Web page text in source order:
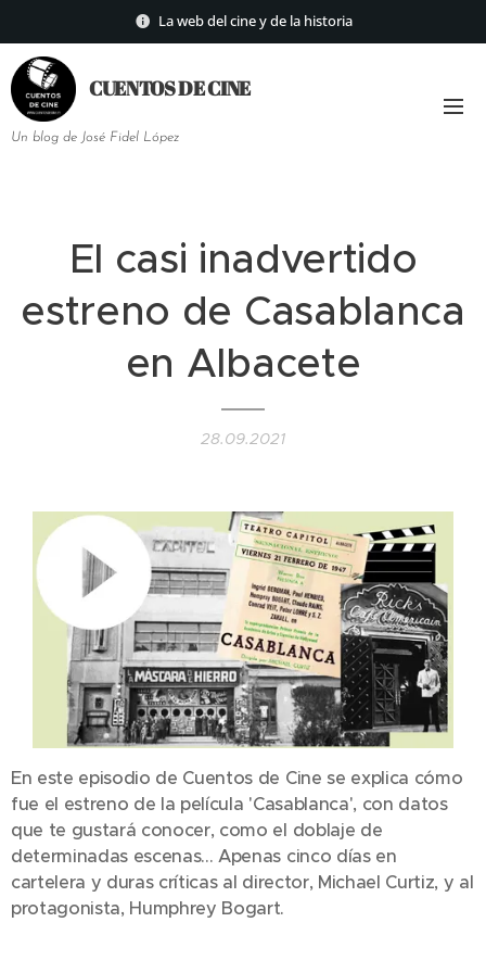
La web del cine y de la historia
CUENTOS DECINE
Un blog de José Fidel López
El casi inadvertido
estreno de Casablanca
en Albacete
28.09.2021
En este episodio de Cuentos de Cine se explica cómo
fue el estreno de la película 'Casablanca', con datos
que te gustará conocer, como el doblaje de
determinadas escenas... Apenas cinco días en
cartelera y duras críticas al director, Michael Curtiz, y al
protagonista, Humphrey Bogart.